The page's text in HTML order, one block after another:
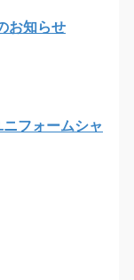
お知らせ
フォームシャ